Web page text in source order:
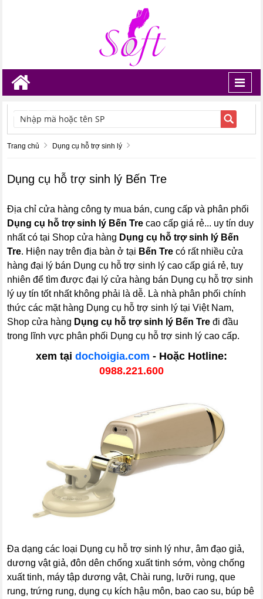
TÌM KIẾM
Trang chủ Dụng cụ hỗ trợ sinh lý
Dụng cụ hỗ trợ sinh lý Bến Tre
Địa chỉ cửa hàng công ty mua bán, cung cấp và phân phối
Dụng cụ hỗ trợ sinh lý Bến Tre cao cấp giá rẻ... uy tín duy
nhất có tại Shop cửa hàng Dụng cụ hỗ trợ sinh lý Bến
Tre. Hiện nay trên địa bàn ở tại Bến Tre có rất nhiều cửa
hàng đại lý bán Dụng cụ hỗ trợ sinh lý cao cấp giá rẻ, tuy
nhiên để tìm được đại lý cửa hàng bán Dụng cụ hỗ trợ sinh
lý uy tín tốt nhất không phải là dễ. Là nhà phân phối chính
thức các mặt hàng Dụng cụ hỗ trợ sinh lý tại Việt Nam,
Shop cửa hàng Dụng cụ hỗ trợ sinh lý Bến Tre đi đầu
trong lĩnh vực phân phối Dụng cụ hỗ trợ sinh lý cao cấp.
xem tại dochoigia.com - Hoặc Hotline:
0988.221.600
Đa dạng các loại Dụng cụ hỗ trợ sinh lý như, âm đạo giả,
dương vật giả, đôn dên chống xuất tinh sớm, vòng chống
xuất tinh, máy tập dương vật, Chài rung, lưỡi rung, que
rung, trứng rung, dụng cụ kích hậu môn, bao cao su, búp bê